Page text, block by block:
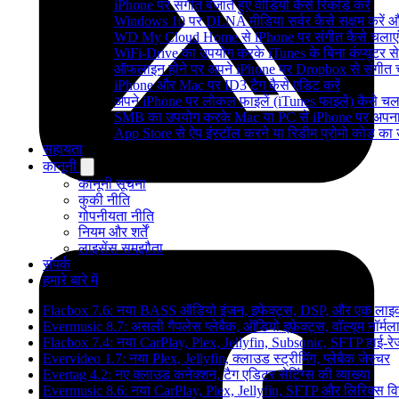
iPhone पर संगीत बजाते हुए वीडियो कैसे रिकॉर्ड करें
Windows 10 पर DLNA मीडिया सर्वर कैसे सक्षम करें
WD My Cloud Home से iPhone पर संगीत कैसे चलाएं
WiFi-Drive का उपयोग करके iTunes के बिना कंप्यूटर
ऑफलाइन होने पर अपने iPhone पर Dropbox से संगीत
iPhone और Mac पर ID3 टैग कैसे एडिट करें
अपने iPhone पर लोकल फाइलें (iTunes फाइलें) कैसे
SMB का उपयोग करके Mac या PC से iPhone पर
App Store से ऐप इंस्टॉल करने या रिडीम प्रोमो कोड
सहायता
कानूनी
कानूनी सूचना
कुकी नीति
गोपनीयता नीति
नियम और शर्तें
लाइसेंस समझौता
संपर्क
हमारे बारे में
Flacbox 7.6: नया BASS ऑडियो इंजन, इफेक्ट्स, DSP, और एक
Evermusic 8.7: असली गैपलेस प्लेबैक, ऑडियो इफ़ेक्ट्स, वॉल्यूम
Flacbox 7.4: नया CarPlay, Plex, Jellyfin, Subsonic, SFTP हाई-
Evervideo 1.7: नया Plex, Jellyfin, क्लाउड स्ट्रीमिंग, प्लेबैक जेस्चर
Evertag 4.2: नए क्लाउड कनेक्शन, टैग एडिटर सेटिंग्स की व्याख्या
Evermusic 8.6: नया CarPlay, Plex, Jellyfin, SFTP और लिरिक्स